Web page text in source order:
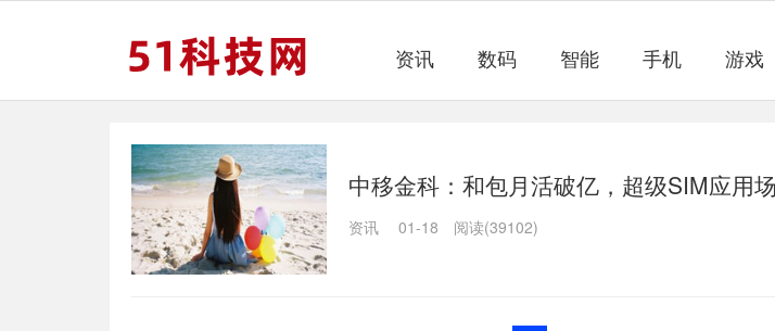
资讯 数码 智能 手机 游戏
中移金科：和包月活破亿，超级SIM应用
资讯 01-18 阅读(39102)